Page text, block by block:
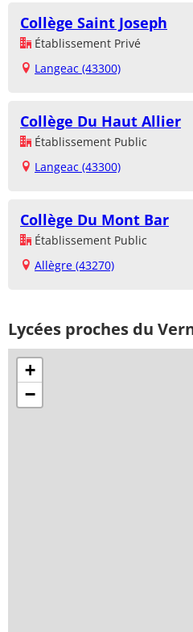
Collège Saint Joseph
Établissement Privé
Langeac (43300)
Collège Du Haut Allier
Établissement Public
Langeac (43300)
Collège Du Mont Bar
Établissement Public
Allègre (43270)
Lycées proches du
+
−